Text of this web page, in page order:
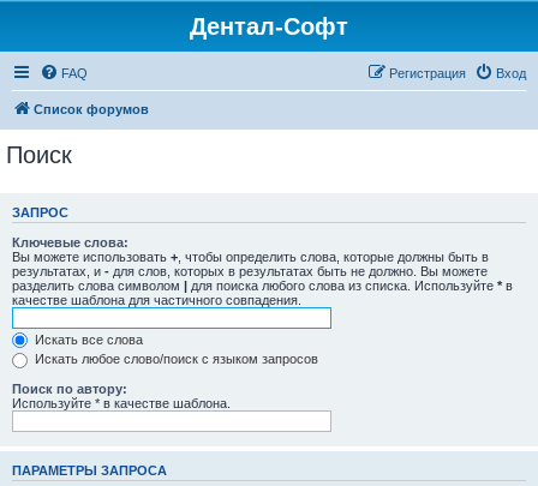
Дентал-Софт
FAQ Вход
Регистрация
Список форумов
Поиск
ЗАПРОС
Ключевые слова:
Вы можете использовать + , чтобы определить слова, которые должны быть в
результатах, и - для слов, которых в результатах быть не должно. Вы можете
разделить слова символом | для поиска любого слова из списка. Используйте * в
качестве шаблона для частичного совпадения.
Искать все слова
Искать любое слово/поиск с языком запросов
Поиск по автору:
Используйте * в качестве шаблона.
ПАРАМЕТРЫ ЗАПРОСА